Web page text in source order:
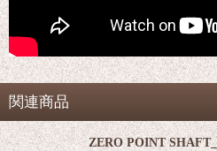
関連商品
ZERO POINT